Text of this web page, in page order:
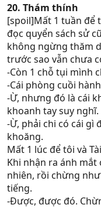
20. Thám thính
[spoil]Mất 1 tuần để
đọc quyển sách sử
không ngừng thăm
trước sao vẫn chưa
-Còn 1 chỗ tụi mình
-Cái phòng cuồi
-Ừ, nhưng đó là cái
khoanh tay suy nghĩ.
-Ừ, phải chi có cái gì
khoăng.
Mất 1 lúc để tôi và
Khi nhận ra ánh
nhiên, rồi chừng như
tiếng.
-Được, được đó.